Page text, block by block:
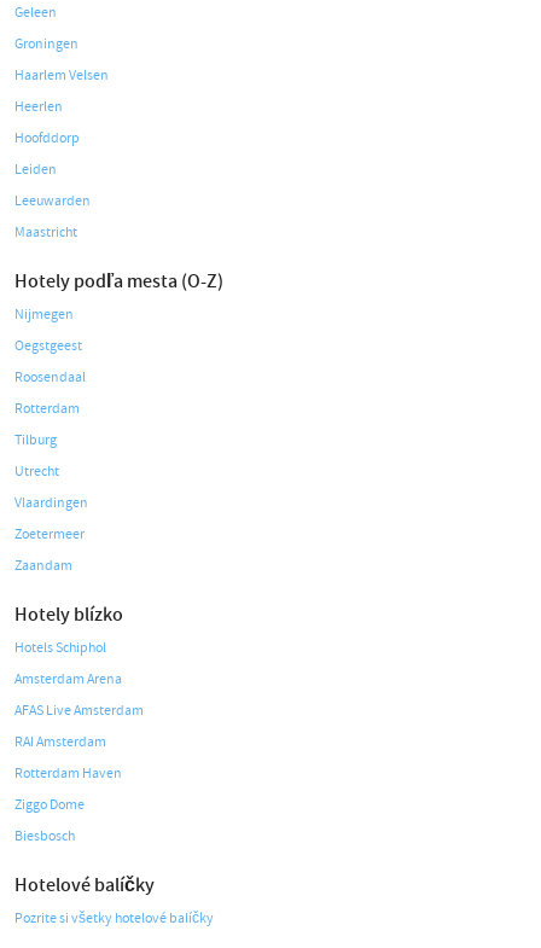
Geleen
Groningen
Haarlem Velsen
Heerlen
Hoofddorp
Leiden
Leeuwarden
Maastricht
Hotely podľa mesta (O-Z)
Nijmegen
Oegstgeest
Roosendaal
Rotterdam
Tilburg
Utrecht
Vlaardingen
Zoetermeer
Zaandam
Hotely blízko
Hotels Schiphol
Amsterdam Arena
AFAS Live Amsterdam
RAI Amsterdam
Rotterdam Haven
Ziggo Dome
Biesbosch
Hotelové balíčky
Pozrite si všetky hotelové balíčky